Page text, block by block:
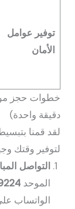
توفير عوامل
الأمان
خطوات حجز
دقيقة واحدة)
لقد قمنا
لتوفير وقتك وجهدك في
التواصل
الموحد
الواتساب